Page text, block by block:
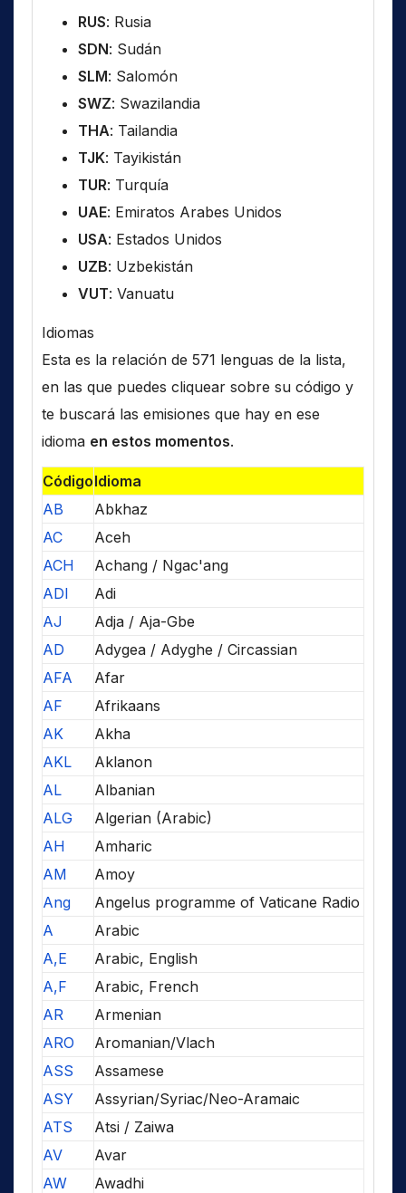
RUS: Rusia
SDN: Sudán
SLM: Salomón
SWZ: Swazilandia
THA: Tailandia
TJK: Tayikistán
TUR: Turquía
UAE: Emiratos Arabes Unidos
USA: Estados Unidos
UZB: Uzbekistán
VUT: Vanuatu
Idiomas
Esta es la relación de 571 lenguas de la lista,
en las que puedes cliquear sobre su código y
te buscará las emisiones que hay en ese
idioma en estos momentos.
CódigoIdioma
AB
Abkhaz
AC
Aceh
ACH
Achang / Ngac'ang
ADI
Adi
AJ
Adja / Aja-Gbe
AD
Adygea / Adyghe / Circassian
AFA
Afar
AF
Afrikaans
AK
Akha
AKL
Aklanon
AL
Albanian
ALG
Algerian (Arabic)
AH
Amharic
AM
Amoy
Ang
Angelus programme of Vaticane Radio
A
Arabic
A,E
Arabic, English
A,F
Arabic, French
AR
Armenian
ARO
Aromanian/Vlach
ASS
Assamese
ASY
Assyrian/Syriac/Neo-Aramaic
ATS
Atsi / Zaiwa
AV
Avar
AW
Awadhi